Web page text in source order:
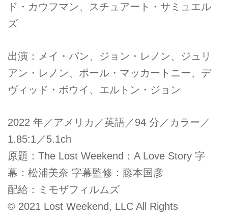
ド・カウフマン、スチュアート・サミュエル
ズ
出演：メイ・パン、ジョン・レノン、ジュリ
アン・レノン、ポール・マッカートニー、デ
ヴィッド・ボウイ、エルトン・ジョン
2022 年／アメリカ／英語／94 分／カラー／
1.85:1／5.1ch
原題：The Lost Weekend：A Love Story 字
幕：松浦美奈 字幕監修：藤本国彦
配給：ミモザフィルムズ
© 2021 Lost Weekend, LLC All Rights